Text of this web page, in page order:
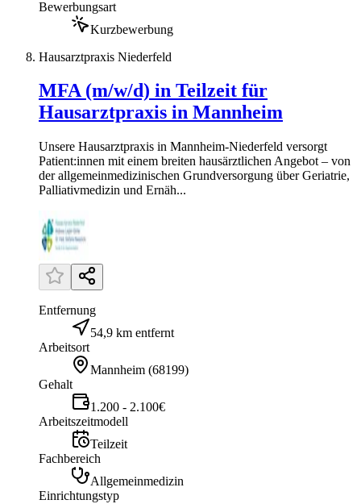
Bewerbungsart
Kurzbewerbung
Hausarztpraxis Niederfeld
MFA (m/w/d) in Teilzeit für
Hausarztpraxis in Mannheim
Unsere Hausarztpraxis in Mannheim-Niederfeld versorgt
Patient:innen mit einem breiten hausärztlichen Angebot – von
der allgemeinmedizinischen Grundversorgung über Geriatrie,
Palliativmedizin und Ernäh...
Entfernung
54,9 km entfernt
Arbeitsort
Mannheim (68199)
Gehalt
1.200 - 2.100€
Arbeitszeitmodell
Teilzeit
Fachbereich
Allgemeinmedizin
Einrichtungstyp